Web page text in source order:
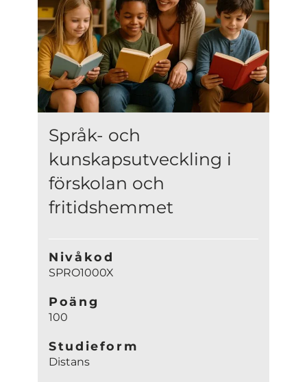
Språk- och
kunskapsutveckling i
förskolan och
fritidshemmet
Nivåkod
SPRO1000X
Poäng
100
Studieform
Distans